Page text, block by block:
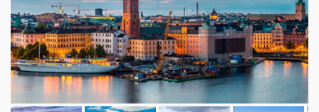
fecha escogida y permita la salida deseada. El
suplemento por parada efectuada es de 40 Euros/52
Dólares por persona. Si la parada se realiza para tomar
otro circuito del mismo proveedor no se abonará este
suplemento.